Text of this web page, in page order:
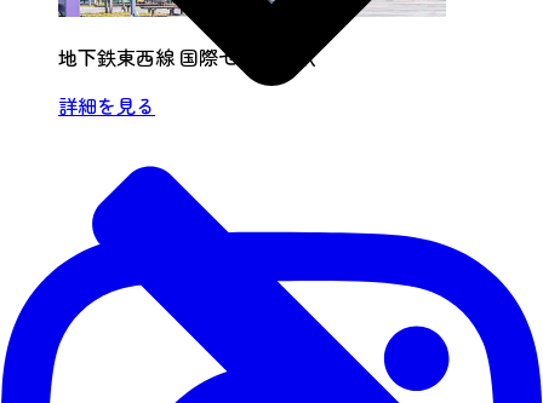
地下鉄東西線 国際センター駅
詳細を見る